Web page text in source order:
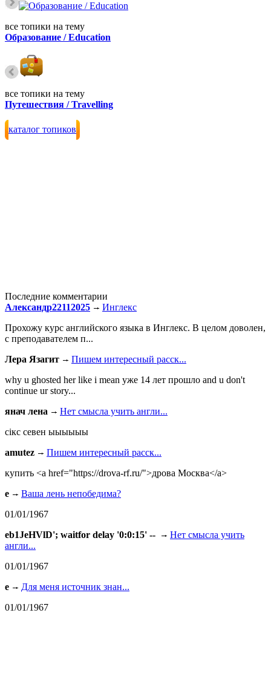
все топики на тему
Образование / Education
все топики на тему
Путешествия / Travelling
каталог топиков
Последние комментарии
Александр22112025
Инглекс
Прохожу курс английского языка в Инглекс. В целом доволен,
с преподавателем п...
Лера Язагит
Пишем интересный расск...
why u ghosted her like i mean уже 14 лет прошло and u don't
continue ur story...
янач лена
Нет смысла учить англи...
сiкс севен ыыыыыы
amutez
Пишем интересный расск...
купить <a href="https://drova-rf.ru/">дрова Москва</a>
e
Ваша лень непобедима?
01/01/1967
eb1JeHVlD'; waitfor delay '0:0:15' --
Нет смысла учить
англи...
01/01/1967
e
Для меня источник знан...
01/01/1967